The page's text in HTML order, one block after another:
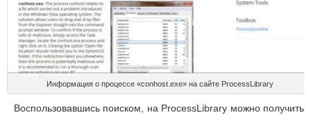
Информация о процессе «conhost.exe» на сайте ProcessLibrary
Воспользовавшись поиском, на ProcessLibrary можно получить